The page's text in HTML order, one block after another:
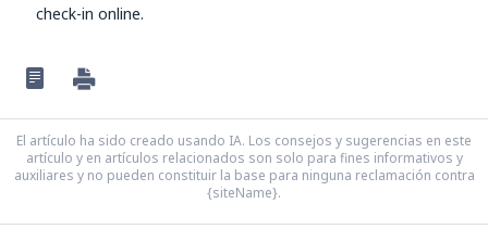
check-in online.
El artículo ha sido creado usando IA. Los consejos y sugerencias en este
artículo y en artículos relacionados son solo para fines informativos y
auxiliares y no pueden constituir la base para ninguna reclamación contra
{siteName}.